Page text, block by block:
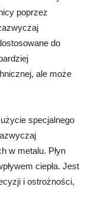
poprzez
do
ale może
specjalnego
w metalu. Płyn
ciepła. Jest
i ostrożności,